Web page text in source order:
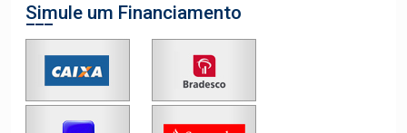
Simule um Financiamento